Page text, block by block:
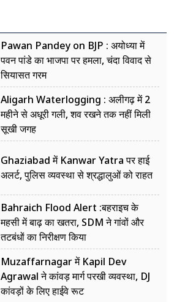
Pawan Pandey on BJP : अयोध्या में
पवन पांडे का भाजपा पर हमला, चंदा विवाद से
सियासत गरम
Aligarh Waterlogging : अलीगढ़ में 2
महीने से अधूरी गली, शव रखने तक नहीं मिली
सूखी जगह
Ghaziabad में Kanwar Yatra पर हाई
अलर्ट, पुलिस व्यवस्था से श्रद्धालुओं को राहत
Bahraich Flood Alert :बहराइच के
महसी में बाढ़ का खतरा, SDM ने गांवों और
तटबंधों का निरीक्षण किया
Muzaffarnagar में Kapil Dev
Agrawal ने कांवड़ मार्ग परखी व्यवस्था, DJ
कांवड़ों के लिए हाईवे रूट